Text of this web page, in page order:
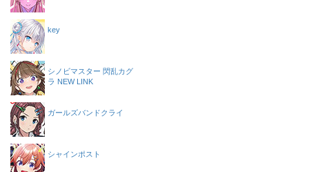
key
シノビマスター 閃乱カグ
ラ NEW LINK
ガールズバンドクライ
シャインポスト